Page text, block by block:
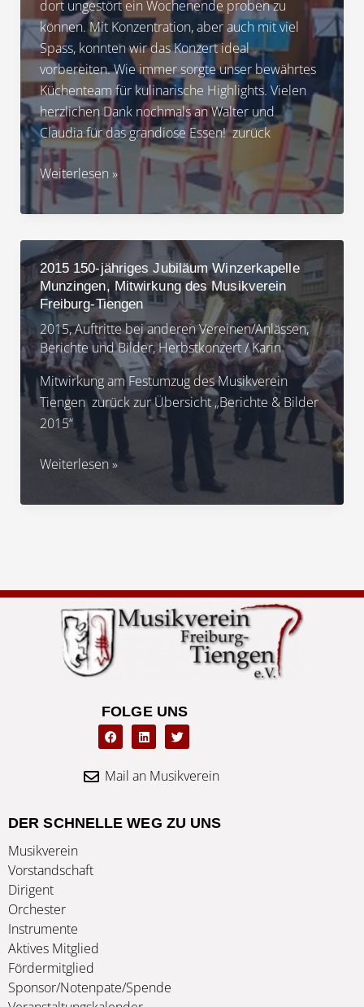
dort ungestört ein Wochenende proben zu
können. Mit Konzentration, aber auch mit viel
Spass, konnten wir das Konzert ideal
vorbereiten. Wie immer sorgte unser bewährtes
Küchenteam für kulinarische Highlights. Vielen
herzlichen Dank nochmals an Walter und
Claudia für das grandiose Essen! zurück
2015
Probenwochenende
in
Orbey
Musikverein
Freiburg-
Tiengen
Weiterlesen »
2015 150-jähriges Jubiläum Winzerkapelle
Munzingen, Mitwirkung des Musikverein
Freiburg-Tiengen
2015,Auftritte bei anderen Vereinen/Anlässen,
Berichte und Bilder,Herbstkonzert/Karin
Mitwirkung am Festumzug des Musikverein
Tiengen zurück zur Übersicht „Berichte & Bilder
2015“
2015
jähriges
Mitwirkung
Musikverein
Freiburg-
Tiengen
Weiterlesen »
FOLGE UNS
F
a
c
b
o
L
i
n
d
T
w
i
t
e
Mail an Musikverein
DER SCHNELLE WEG ZU UNS
Musikverein
Vorstandschaft
Dirigent
Orchester
Instrumente
Aktives Mitglied
Fördermitglied
Sponsor/Notenpate/Spende